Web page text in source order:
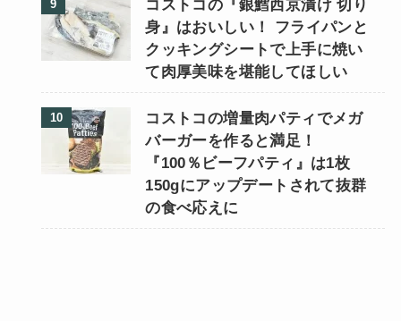
コストコの『銀鱈西京漬け 切り
身』はおいしい！ フライパンと
クッキングシートで上手に焼い
て肉厚美味を堪能してほしい
コストコの増量肉パティでメガ
バーガーを作ると満足！
『100％ビーフパティ』は1枚
150gにアップデートされて抜群
の食べ応えに